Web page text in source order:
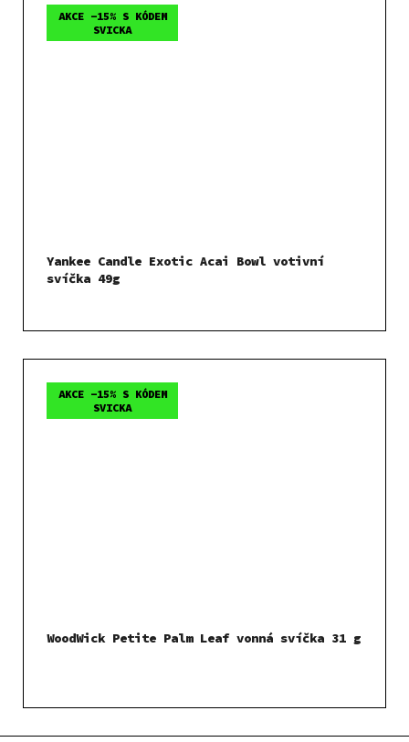
AKCE -15% S KÓDEM
SVICKA
Yankee Candle Exotic Acai Bowl votivní
svíčka 49g
AKCE -15% S KÓDEM
SVICKA
WoodWick Petite Palm Leaf vonná svíčka 31 g